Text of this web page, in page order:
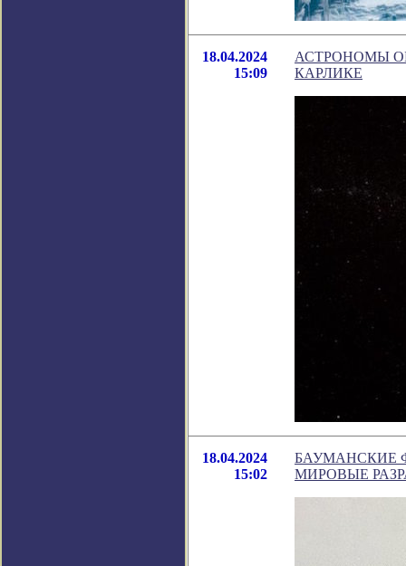
18.04.2024
15:09
АСТРОНОМЫ
КАРЛИКЕ
18.04.2024
15:02
БАУМАНСКИЕ
МИРОВЫЕ